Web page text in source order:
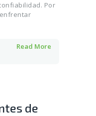
Por
Read More
de